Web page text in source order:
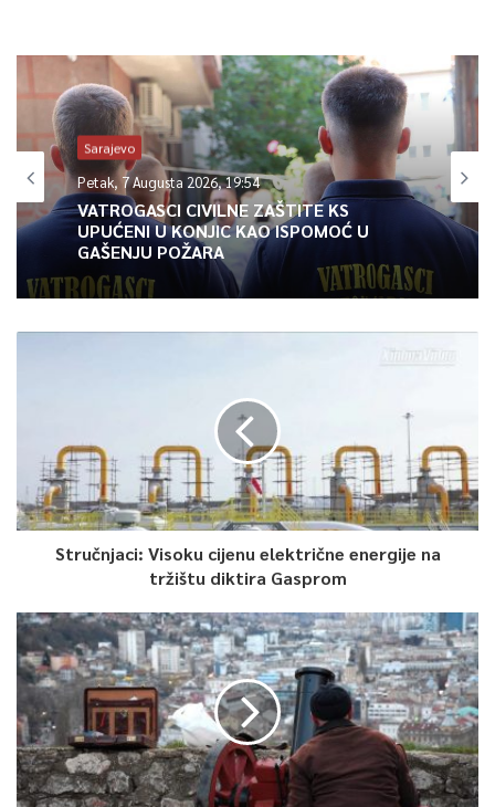
Sarajevo
Petak, 7 Augusta 2026, 19:54
VATROGASCI CIVILNE ZAŠTITE KS
UPUĆENI U KONJIC KAO ISPOMOĆ U
GAŠENJU POŽARA
Stručnjaci: Visoku cijenu električne energije na
tržištu diktira Gasprom